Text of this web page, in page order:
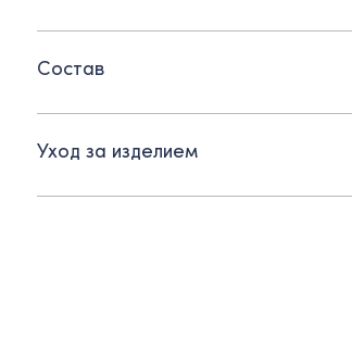
таким образом, чтобы все предметы
Состав
Уход за изделием